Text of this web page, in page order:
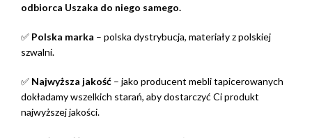
odbiorca Uszaka do niego samego.
✅ Polska marka – polska dystrybucja, materiały z polskiej
szwalni.
✅ Najwyższa jakość – jako producent mebli tapicerowanych
dokładamy wszelkich starań, aby dostarczyć Ci produkt
najwyższej jakości.